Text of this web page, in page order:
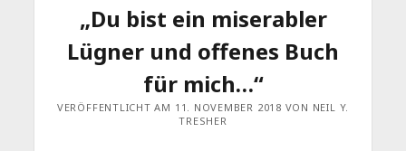
„Du bist ein miserabler
Lügner und offenes Buch
für mich…“
VERÖFFENTLICHT AM 11. NOVEMBER 2018 VON NEIL Y.
TRESHER